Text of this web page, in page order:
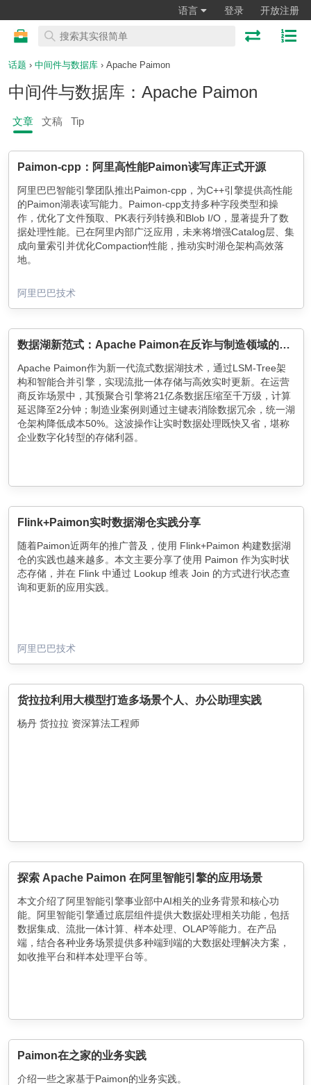
语言 登录 开放注册
话题 › 中间件与数据库 › Apache Paimon
中间件与数据库：Apache Paimon
文章 文稿 Tip
Paimon-cpp：阿里高性能Paimon读写库正式开源
阿里巴巴智能引擎团队推出Paimon-cpp，为C++引擎提供高性能
的Paimon湖表读写能力。Paimon-cpp支持多种字段类型和操
作，优化了文件预取、PK表行列转换和Blob I/O，显著提升了数
据处理性能。已在阿里内部广泛应用，未来将增强Catalog层、集
成向量索引并优化Compaction性能，推动实时湖仓架构高效落
地。
阿里巴巴技术
数据湖新范式：Apache Paimon在反诈与制造领域的应用实践
Apache Paimon作为新一代流式数据湖技术，通过LSM-Tree架
构和智能合并引擎，实现流批一体存储与高效实时更新。在运营
商反诈场景中，其预聚合引擎将21亿条数据压缩至千万级，计算
延迟降至2分钟；制造业案例则通过主键表消除数据冗余，统一湖
仓架构降低成本50%。这波操作让实时数据处理既快又省，堪称
企业数字化转型的存储利器。
Flink+Paimon实时数据湖仓实践分享
随着Paimon近两年的推广普及，使用 Flink+Paimon 构建数据湖
仓的实践也越来越多。本文主要分享了使用 Paimon 作为实时状
态存储，并在 Flink 中通过 Lookup 维表 Join 的方式进行状态查
询和更新的应用实践。
阿里巴巴技术
货拉拉利用大模型打造多场景个人、办公助理实践
杨丹 货拉拉 资深算法工程师
探索 Apache Paimon 在阿里智能引擎的应用场景
本文介绍了阿里智能引擎事业部中AI相关的业务背景和核心功
能。阿里智能引擎通过底层组件提供大数据处理相关功能，包括
数据集成、流批一体计算、样本处理、OLAP等能力。在产品
端，结合各种业务场景提供多种端到端的大数据处理解决方案，
如收推平台和样本处理平台等。
Paimon在之家的业务实践
介绍一些之家基于Paimon的业务实践。